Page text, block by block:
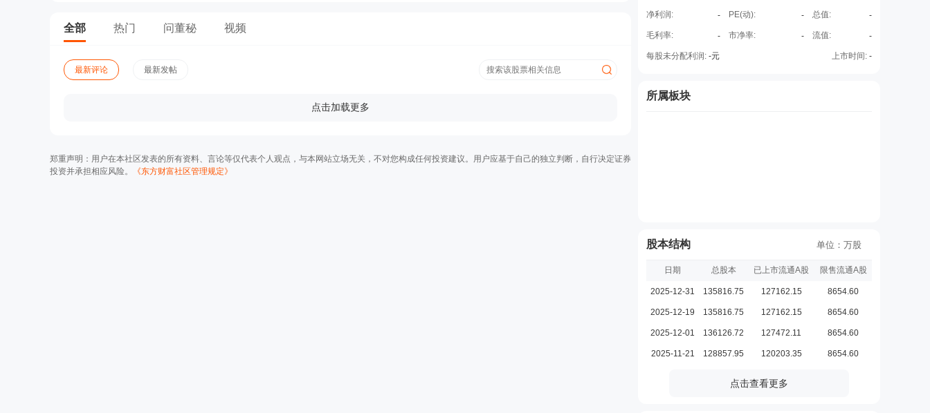
全部 热门 问董秘 视频
最新评论 最新发帖
点击加载更多
郑重声明：用户在本社区发表的所有资料、言论等仅代表个人观点，与本网站立场无关，不对您构成任何投资建议。用户应基于自己的独立判断，自行决定证券
投资并承担相应风险。
《东方财富社区管理规定》
净利润: - PE(动): - 总值: -
毛利率: - 市净率: - 流值: -
每股未分配利润: -元 上市时间: -
所属板块
股本结构 单位：万股
日期 总股本 已上市流通A股 限售流通A股
2025-12-31 135816.75 127162.15 8654.60
2025-12-19 135816.75 127162.15 8654.60
2025-12-01 136126.72 127472.11 8654.60
2025-11-21 128857.95 120203.35 8654.60
点击查看更多